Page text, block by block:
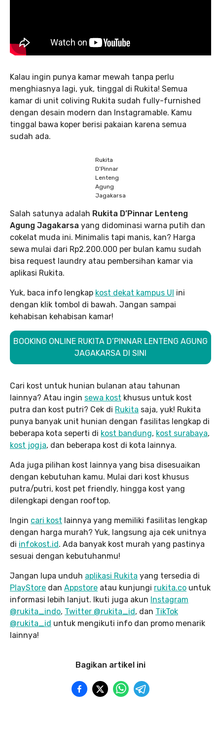
Kalau ingin punya kamar mewah tanpa perlu
menghiasnya lagi, yuk, tinggal di Rukita! Semua
kamar di unit coliving Rukita sudah fully-furnished
dengan desain modern dan Instagramable. Kamu
tinggal bawa koper berisi pakaian karena semua
sudah ada.
Rukita
D’Pinnar
Lenteng
Agung
Jagakarsa
Salah satunya adalah Rukita D’Pinnar Lenteng
Agung Jagakarsa yang didominasi warna putih dan
cokelat muda ini. Minimalis tapi manis, kan? Harga
sewa mulai dari Rp2.200.000 per bulan kamu sudah
bisa request laundry atau pembersihan kamar via
aplikasi Rukita.
Yuk, baca info lengkap kost dekat kampus UI ini
dengan klik tombol di bawah. Jangan sampai
kehabisan kehabisan kamar!
BOOKING ONLINE RUKITA D’PINNAR LENTENG AGUNG
JAGAKARSA DI SINI
Cari kost untuk hunian bulanan atau tahunan
lainnya? Atau ingin sewa kost khusus untuk kost
putra dan kost putri? Cek di Rukita saja, yuk! Rukita
punya banyak unit hunian dengan fasilitas lengkap di
beberapa kota seperti di kost bandung, kost surabaya,
kost jogja, dan beberapa kost di kota lainnya.
Ada juga pilihan kost lainnya yang bisa disesuaikan
dengan kebutuhan kamu. Mulai dari kost khusus
putra/putri, kost pet friendly, hingga kost yang
dilengkapi dengan rooftop.
Ingin cari kost lainnya yang memiliki fasilitas lengkap
dengan harga murah? Yuk, langsung aja cek unitnya
di infokost.id. Ada banyak kost murah yang pastinya
sesuai dengan kebutuhanmu!
Jangan lupa unduh aplikasi Rukita yang tersedia di
PlayStore dan Appstore atau kunjungi rukita.co untuk
informasi lebih lanjut. Ikuti juga akun Instagram
@rukita_indo, Twitter @rukita_id, dan TikTok
@rukita_id untuk mengikuti info dan promo menarik
lainnya!
Bagikan artikel ini